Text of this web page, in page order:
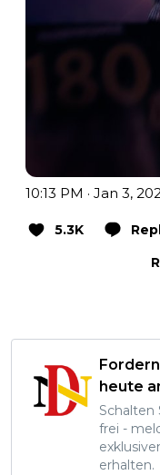
10:13 PM · Jan 3,
5.3K
heute
Schalten
frei -
erhalten.